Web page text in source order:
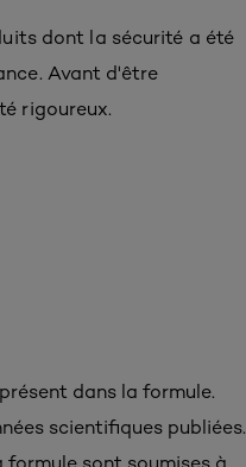
dont la sécurité a été
Avant d'être
rigoureux.
dans la formule.
scientifiques publiées.